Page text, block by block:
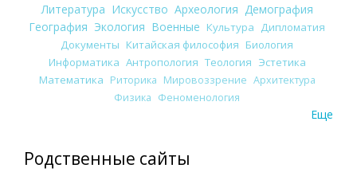
Литература Искусство Археология Демография
География Экология Военные Культура
Дипломатия
Документы Китайская философия Биология
Информатика Антропология Теология Эстетика
Математика Риторика Мировоззрение Архитектура
Физика Феноменология
Еще
Родственные сайты